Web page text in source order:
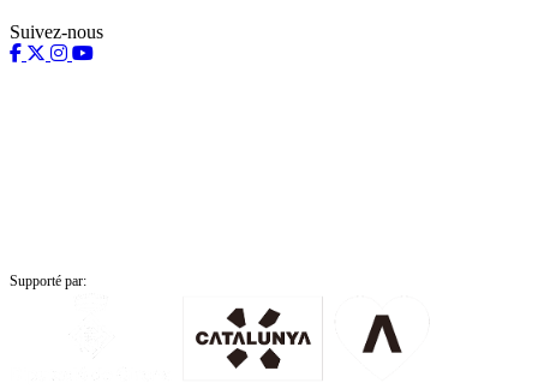
Suivez-nous
Supporté par: